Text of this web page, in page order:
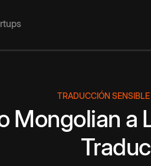
TRADUCCIÓN
Mongolian a